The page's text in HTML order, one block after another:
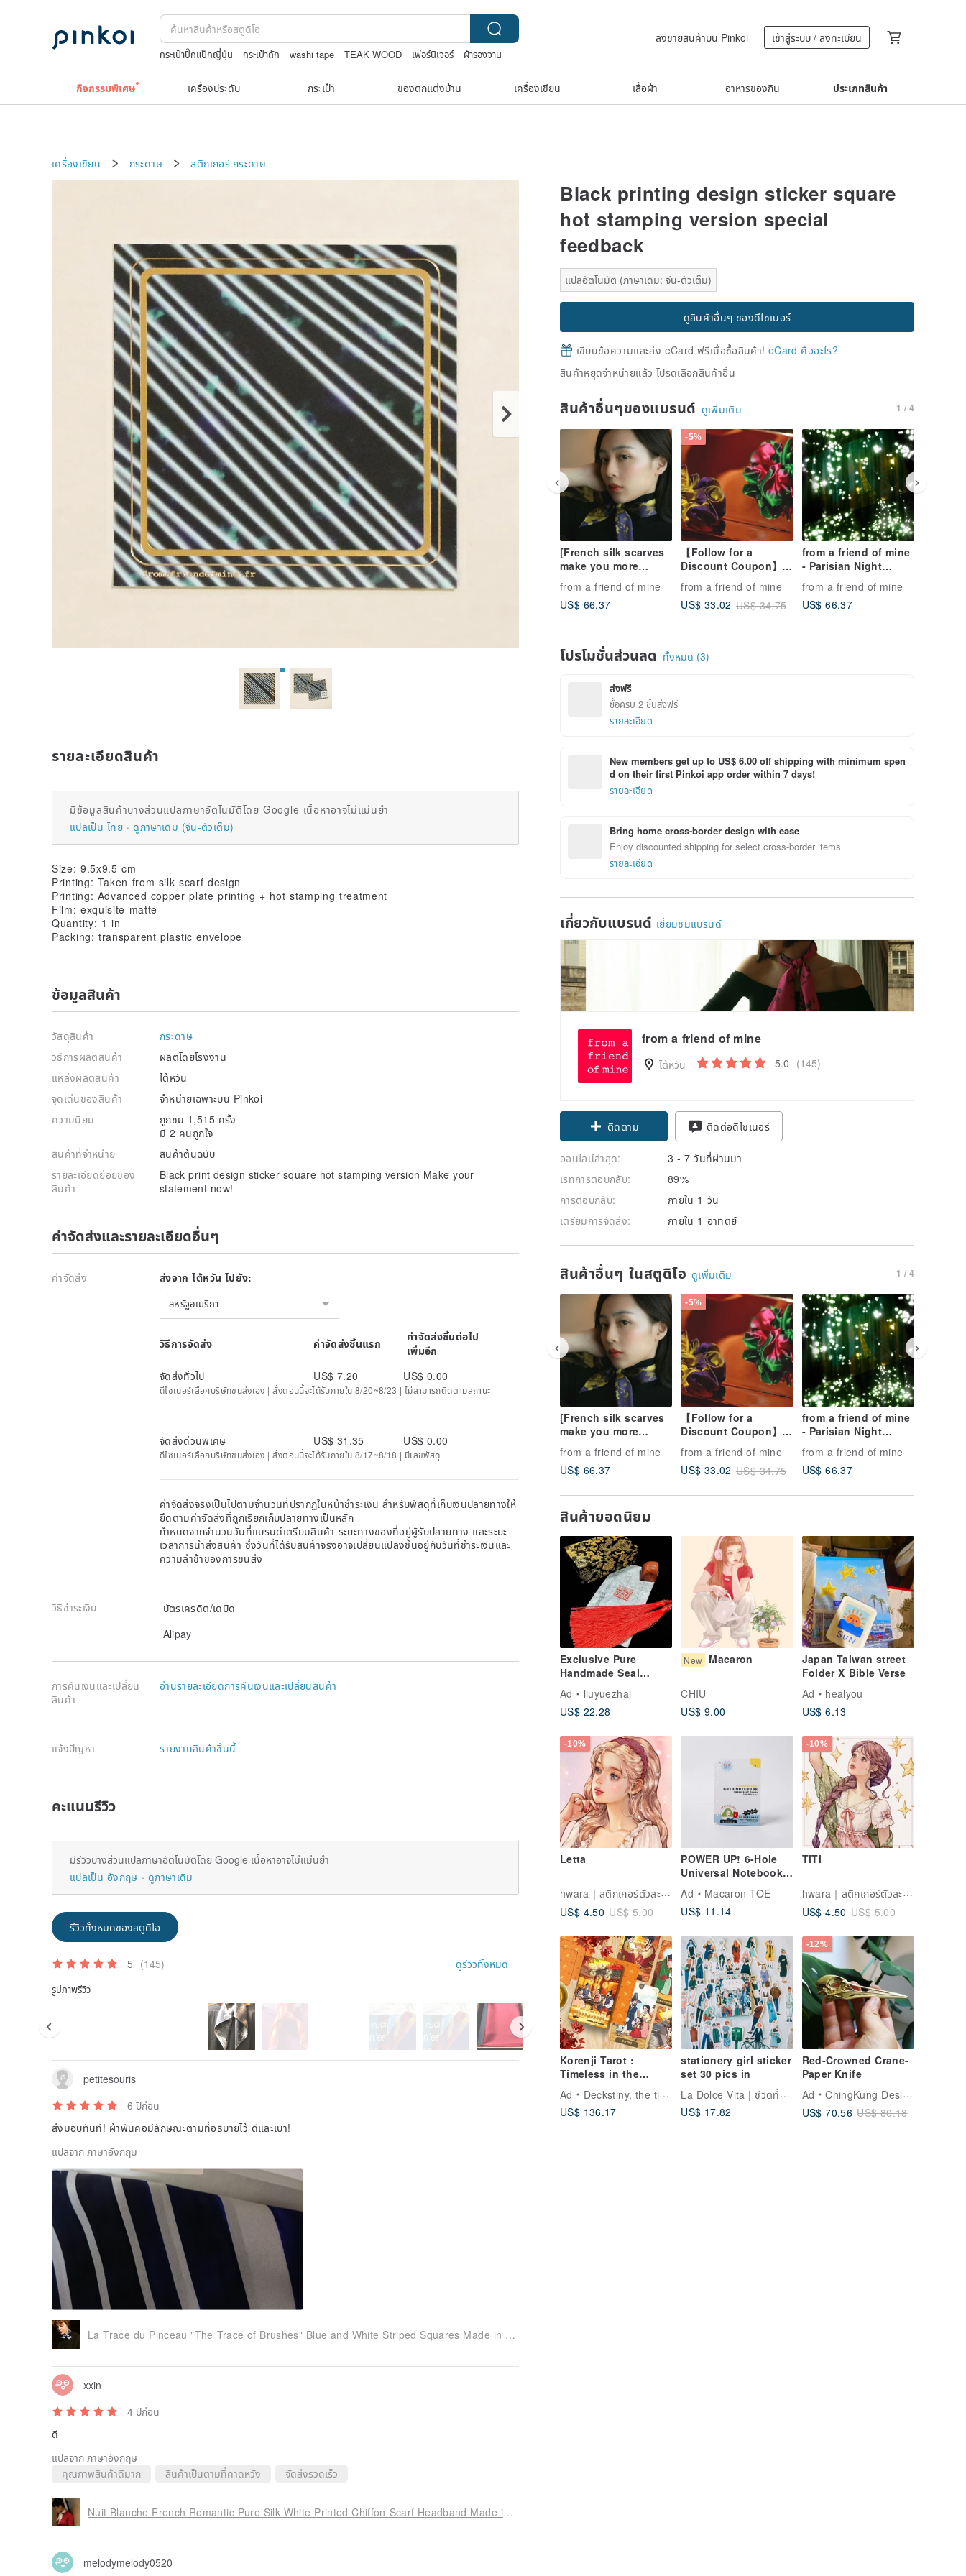
กระเป๋าปิ๊กแป๊กญี่ปุ่น กระเป๋าถัก washi tape TEAK WOOD เฟอร์นิเจอร์
ผ้ารองจาน
ลงขายสินค้าบน Pinkoi เข้าสู่ระบบ / ลงทะเบียน
กิจกรรมพิเศษ เครื่องประดับ กระเป๋า ของตกแต่งบ้าน เครื่องเขียน เสื้อผ้า อาหารของกิน ประเภทสินค้า
เครื่องเขียน กระดาษ สติกเกอร์ กระดาษ
Black printing design sticker square
hot stamping version special
feedback
แปลอัตโนมัติ (ภาษาเดิม: จีน-ตัวเต็ม)
ดูสินค้าอื่นๆ ของดีไซเนอร์
เขียนข้อความและส่ง eCard ฟรีเมื่อซื้อสินค้า! eCard คืออะไร?
สินค้าหยุดจำหน่ายแล้ว โปรดเลือกสินค้าอื่น
สินค้าอื่นๆของแบรนด์ ดูเพิ่มเติม 1 / 4
[French silk scarves
make you more
reason to refuse?]
Made in Japan -
from a friend of mine
US$ 66.37
-5%
【Follow for a
Discount Coupon】
Romantic Taste】
Fashion Party
Silk
from a friend of mine
US$ 33.02 US$ 34.75
from a friend of mine
- Parisian Night
Fashionable Scarf -
Made in Japan
from a friend of mine
US$ 66.37
โปรโมชั่นส่วนลด ทั้งหมด (3)
ส่งฟรี
ซื้อครบ 2 ชิ้นส่งฟรี
รายละเอียด
New members get up to US$ 6.00 off shipping with minimum spen
d on their first Pinkoi app order within 7 days!
รายละเอียด
Bring home cross-border design with ease
Enjoy discounted shipping for select cross-border items
รายละเอียด
เกี่ยวกับแบรนด์ เยี่ยมชมแบรนด์
from a friend of mine
ไต้หวัน 5.0 (145)
Claim coupon
ติดตาม
ติดต่อดีไซเนอร์
ออนไลน์ล่าสุด:
3 - 7 วันที่ผ่านมา
เรทการตอบกลับ:
89%
การตอบกลับ:
ภายใน 1 วัน
เตรียมการจัดส่ง:
ภายใน 1 อาทิตย์
สินค้าอื่นๆ ในสตูดิโอ ดูเพิ่มเติม 1 / 4
[French silk scarves
make you more
attractive, what is the
reason to refuse?]
Made in Japan -
from a friend of mine
US$ 66.37
-5%
【Follow for a
Discount Coupon】
【Showcase French
Romantic Taste】
Fashion Party
Silk
from a friend of mine
US$ 33.02 US$ 34.75
from a friend of mine
- Parisian Night
Romance -
Fashionable Scarf -
Made in Japan
from a friend of mine
US$ 66.37
สินค้ายอดนิยม
Exclusive Pure
Handmade Seal
Carving Custom
Commission - Name
Seal,
Signature Seal,
Personal Seal (花押)
Ad
liuyuezhai
US$ 22.28
New Macaron
CHIU
US$ 9.00
Japan Taiwan street
Folder X Bible Verse
Ad
healyou
US$ 6.13
-10%
Letta
hwara｜สติกเกอร์ตัวละครสีน้ำ
US$ 4.50 US$ 5.00
POWER UP! 6-Hole
Universal Notebook
Expansion Pack [Grid
Notes Inserts]
Ad
Macaron TOE
US$ 11.14
-10%
TiTi
hwara｜สติกเกอร์ตัวละครสีน้ำ
US$ 4.50 US$ 5.00
Korenji Tarot :
Timeless in the
Ad
Deckstiny, the tiny destiny decks
US$ 136.17
stationery girl sticker
set 30 pics in
La Dolce Vita | ชีวิตที่แสนหวาน
US$ 17.82
-12%
Red-Crowned Crane-
Paper Knife
Ad
ChingKung Design
US$ 70.56 US$ 80.18
รายละเอียดสินค้า
มีข้อมูลสินค้าบางส่วนแปลภาษาอัตโนมัติโดย Google เนื้อหาอาจไม่แม่นยำ
แปลเป็น ไทย
ดูภาษาเดิม (จีน-ตัวเต็ม)
Size: 9.5x9.5 cm
Printing: Taken from silk scarf design
Printing: Advanced copper plate printing + hot stamping treatment
Film: exquisite matte
Quantity: 1 in
Packing: transparent plastic envelope
ข้อมูลสินค้า
วัสดุสินค้า
กระดาษ
วิธีการผลิตสินค้า
ผลิตโดยโรงงาน
แหล่งผลิตสินค้า
ไต้หวัน
จุดเด่นของสินค้า
จำหน่ายเฉพาะบน Pinkoi
ความนิยม
ถูกชม 1,515 ครั้ง
มี 2 คนถูกใจ
สินค้าที่จำหน่าย
สินค้าต้นฉบับ
รายละเอียดย่อยของ
สินค้า
Black print design sticker square hot stamping version Make your
statement now!
ค่าจัดส่งและรายละเอียดอื่นๆ
ค่าจัดส่ง ส่งจาก ไต้หวัน ไปยัง:
สหรัฐอเมริกา
วิธีการจัดส่ง ค่าจัดส่งชิ้นแรก
ค่าจัดส่งชิ้นต่อไป
เพิ่มอีก
จัดส่งทั่วไป
US$ 7.20 US$ 0.00
ดีไซเนอร์เลือกบริษัทขนส่งเอง | สั่งตอนนี้จะได้รับภายใน 8/20~8/23 | ไม่สามารถติดตามสถานะ
จัดส่งด่วนพิเศษ US$ 31.35 US$ 0.00
ดีไซเนอร์เลือกบริษัทขนส่งเอง | สั่งตอนนี้จะได้รับภายใน 8/17~8/18 | มีเลขพัสดุ
ค่าจัดส่งจริงเป็นไปตามจำนวนที่ปรากฏในหน้าชำระเงิน สำหรับพัสดุที่เก็บเงินปลายทางให้
ยึดตามค่าจัดส่งที่ถูกเรียกเก็บปลายทางเป็นหลัก
กำหนดจากจำนวนวันที่แบรนด์เตรียมสินค้า ระยะทางของที่อยู่ผู้รับปลายทาง และระยะ
เวลาการนำส่งสินค้า ซึ่งวันที่ได้รับสินค้าจริงอาจเปลี่ยนแปลงขึ้นอยู่กับวันที่ชำระเงินและ
ความล่าช้าของการขนส่ง
วิธีชำระเงิน
บัตรเครดิต/เดบิด
Alipay
การคืนเงินและเปลี่ยน
สินค้า
อ่านรายละเอียดการคืนเงินและเปลี่ยนสินค้า
แจ้งปัญหา รายงานสินค้าชิ้นนี้
คะแนนรีวิว
มีรีวิวบางส่วนแปลภาษาอัตโนมัติโดย Google เนื้อหาอาจไม่แม่นยำ
แปลเป็น อังกฤษ
ดูภาษาเดิม
รีวิวทั้งหมดของสตูดิโอ
5 (145) ดูรีวิวทั้งหมด
รูปภาพรีวิว
petitesouris
6 ปีก่อน
ส่งมอบทันที! ผ้าพันคอมีลักษณะตามที่อธิบายไว้ ดีและเบา!
แปลจาก ภาษาอังกฤษ
La Trace du Pinceau "The Trace of Brushes" Blue and White Striped Squares Made in Italy
xxin
4 ปีก่อน
ดี
แปลจาก ภาษาอังกฤษ
คุณภาพสินค้าดีมาก
สินค้าเป็นตามที่คาดหวัง จัดส่งรวดเร็ว
Nuit Blanche French Romantic Pure Silk White Printed Chiffon Scarf Headband Made in Japan
melodymelody0520